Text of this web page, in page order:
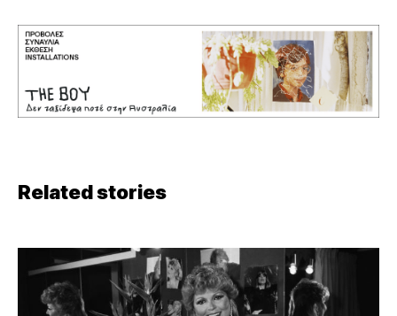
Related stories